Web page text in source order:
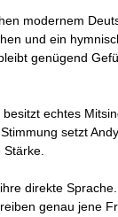
modernem
und ein
genügend
echtes
setzt
direkte
genau